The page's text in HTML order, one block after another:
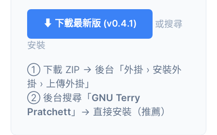
⬇ 下載最新版 (v0.4.1)
或搜尋
安裝
① 下載 ZIP → 後台「外掛 › 安裝外
掛 › 上傳外掛」
② 後台搜尋「GNU Terry
Pratchett 」→ 直接安裝（推薦）